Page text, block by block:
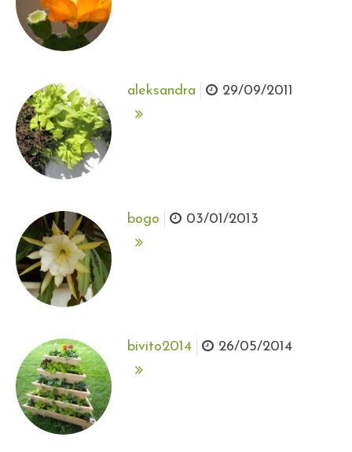
aleksandra 29/09/2011
bogo 03/01/2013
bivito2014 26/05/2014